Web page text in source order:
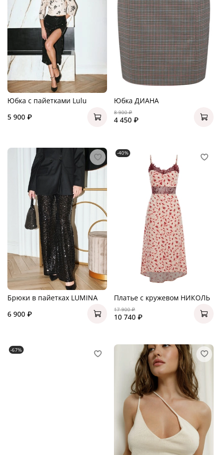
Юбка с пайетками Lulu
5 900 ₽
Юбка ДИАНА
8 900 ₽
4 450 ₽
Брюки в пайетках LUMINA
6 900 ₽
-40%
Платье с кружевом НИКОЛЬ
17 900 ₽
10 740 ₽
-67%